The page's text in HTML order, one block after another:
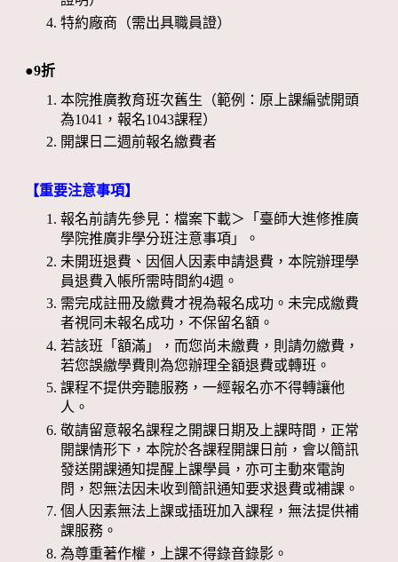
特約廠商（需出具職員證）
●9折
本院推廣教育班次舊生（範例：原上課編號開頭
為1041，報名1043課程）
開課日二週前報名繳費者
【重要注意事項】
報名前請先參見：檔案下載＞「臺師大進修推廣
學院推廣非學分班注意事項」。
未開班退費、因個人因素申請退費，本院辦理學
員退費入帳所需時間約4週。
需完成註冊及繳費才視為報名成功。未完成繳費
者視同未報名成功，不保留名額。
若該班「額滿」，而您尚未繳費，則請勿繳費，
若您誤繳學費則為您辦理全額退費或轉班。
課程不提供旁聽服務，一經報名亦不得轉讓他
人。
敬請留意報名課程之開課日期及上課時間，正常
開課情形下，本院於各課程開課日前，會以簡訊
發送開課通知提醒上課學員，亦可主動來電詢
問，恕無法因未收到簡訊通知要求退費或補課。
個人因素無法上課或插班加入課程，無法提供補
課服務。
為尊重著作權，上課不得錄音錄影。